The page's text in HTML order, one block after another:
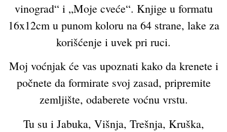
vinograd“ i „Moje cveće“. Knjige u formatu
16x12cm u punom koloru na 64 strane, lake za
korišćenje i uvek pri ruci.
Moj voćnjak će vas upoznati kako da krenete i
počnete da formirate svoj zasad, pripremite
zemljište, odaberete voćnu vrstu.
Tu su i Jabuka, Višnja, Trešnja, Kruška,